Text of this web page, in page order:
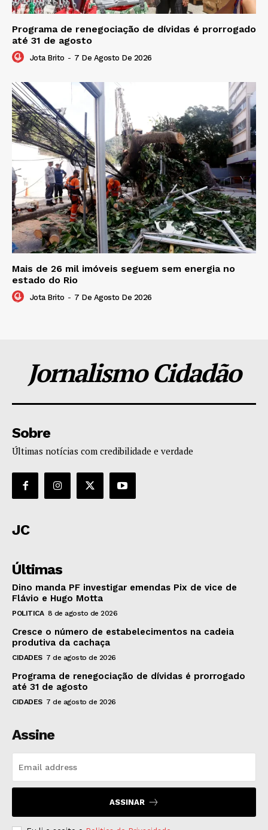
Programa de renegociação de dívidas é prorrogado
até 31 de agosto
Jota Brito - 7 De Agosto De 2026
Mais de 26 mil imóveis seguem sem energia no
estado do Rio
Jota Brito - 7 De Agosto De 2026
Jornalismo Cidadão
Sobre
Últimas notícias com credibilidade e verdade
JC
Últimas
Dino manda PF investigar emendas Pix de vice de
Flávio e Hugo Motta
POLITICA 8 de agosto de 2026
Cresce o número de estabelecimentos na cadeia
produtiva da cachaça
CIDADES 7 de agosto de 2026
Programa de renegociação de dívidas é prorrogado
até 31 de agosto
CIDADES 7 de agosto de 2026
Assine
ASSINAR